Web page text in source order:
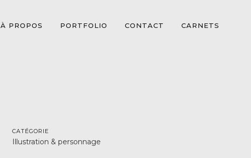
À PROPOS PORTFOLIO CONTACT CARNETS
CATÉGORIE
Illustration & personnage